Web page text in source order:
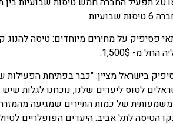
בישראל מציין: "כבר בפתיחת
לטוס ליעדים שלנו, נוכחנו לגלות
של כמות התיירים שמגיעה